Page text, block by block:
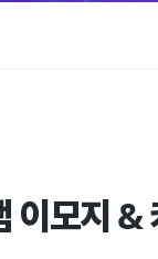
이모지 &